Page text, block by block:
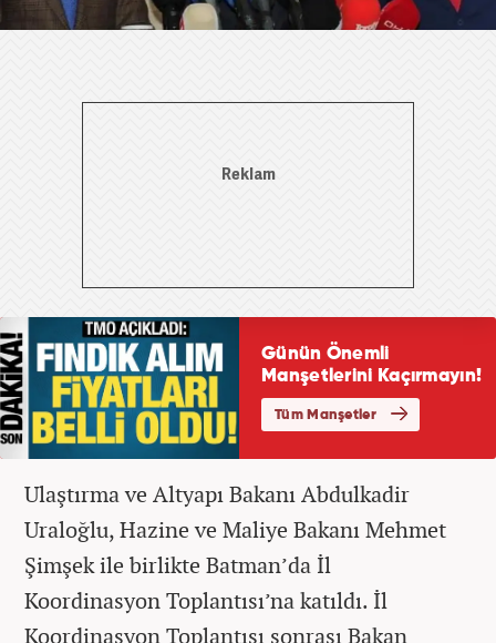
Ulaştırma ve Altyapı Bakanı Abdulkadir
Uraloğlu, Hazine ve Maliye Bakanı Mehmet
Şimşek ile birlikte Batman’da İl
Koordinasyon Toplantısı’na katıldı. İl
Koordinasyon Toplantısı sonrası Bakan